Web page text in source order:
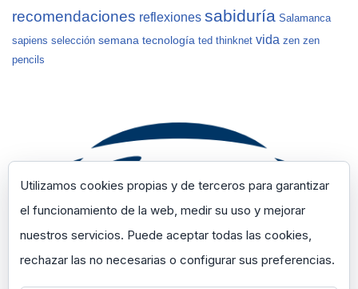
recomendaciones reflexiones sabiduría Salamanca
sapiens selección semana tecnología ted thinknet vida zen zen
pencils
Utilizamos cookies propias y de terceros para garantizar
el funcionamiento de la web, medir su uso y mejorar
nuestros servicios. Puede aceptar todas las cookies,
rechazar las no necesarias o configurar sus preferencias.